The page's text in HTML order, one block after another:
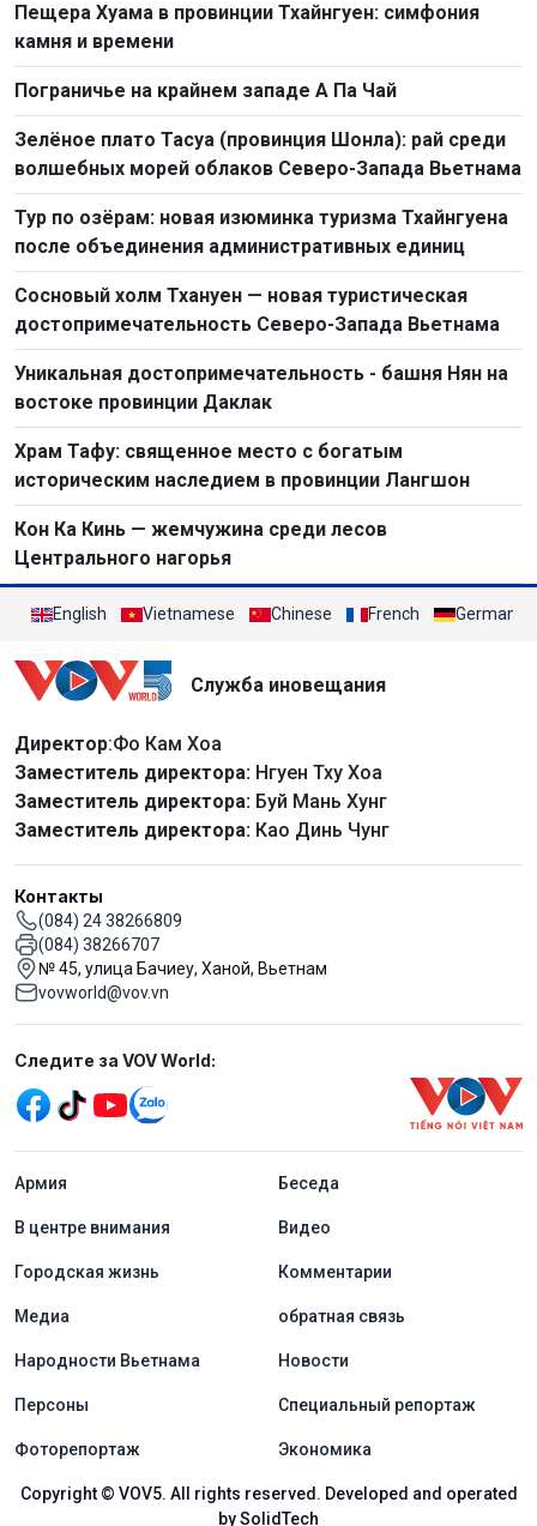
Пещера Хуама в провинции Тхайнгуен: симфония
камня и времени
Пограничье на крайнем западе А Па Чай
Зелёное плато Тасуа (провинция Шонла): рай среди
волшебных морей облаков Северо-Запада Вьетнама
Тур по озёрам: новая изюминка туризма Тхайнгуена
после объединения административных единиц
Сосновый холм Тхануен — новая туристическая
достопримечательность Северо-Запада Вьетнама
Уникальная достопримечательность - башня Нян на
востоке провинции Даклак
Храм Тафу: священное место с богатым
историческим наследием в провинции Лангшон
Кон Ка Кинь — жемчужина среди лесов
Центрального нагорья
English Vietnamese Chinese French German
Служба иновещания
Директор:Фо Кам Хоа
Заместитель директора: Нгуен Тху Хоа
Заместитель директора: Буй Мань Хунг
Заместитель директора: Као Динь Чунг
Контакты
(084) 24 38266809
(084) 38266707
№ 45, улица Бачиеу, Ханой, Вьетнам
vovworld@vov.vn
Mạng xã hội
Следите за VOV World:
menu footer tiếng Nga
Aрмия Беседа
В центре внимания Видео
Городская жизнь Комментарии
Медиа обратная связь
Народности Вьетнама Новости
Персоны Специальный репортаж
Фоторепортаж Экономика
Copyright © VOV5. All rights reserved. Developed and operated
by SolidTech